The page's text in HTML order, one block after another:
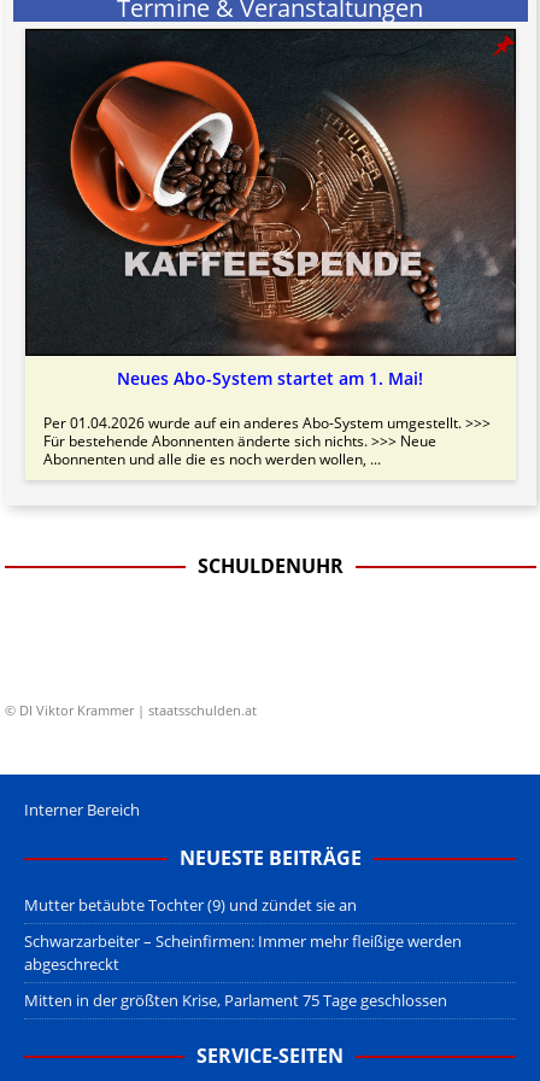
Termine & Veranstaltungen
Neues Abo-System startet am 1. Mai!
Per 01.04.2026 wurde auf ein anderes Abo-System umgestellt. >>>
Für bestehende Abonnenten änderte sich nichts. >>> Neue
Abonnenten und alle die es noch werden wollen, ...
SCHULDENUHR
© DI Viktor Krammer | staatsschulden.at
Interner Bereich
NEUESTE BEITRÄGE
Mutter betäubte Tochter (9) und zündet sie an
Schwarzarbeiter – Scheinfirmen: Immer mehr fleißige werden
abgeschreckt
Mitten in der größten Krise, Parlament 75 Tage geschlossen
SERVICE-SEITEN